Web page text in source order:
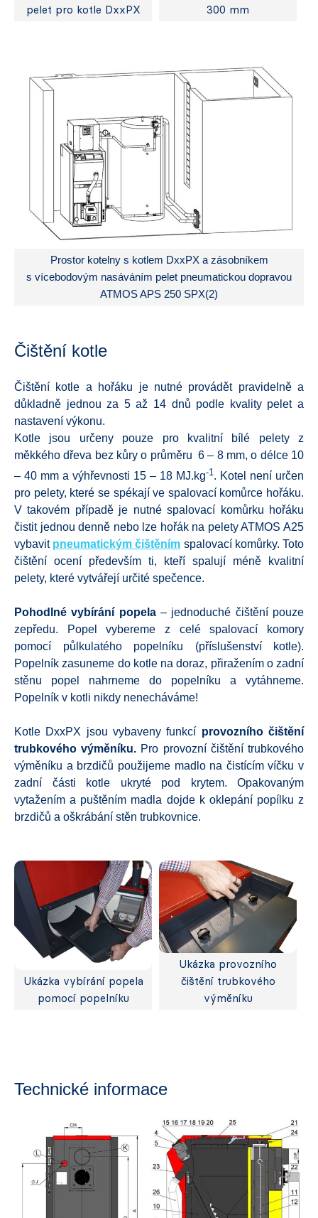
pelet pro kotle DxxPX
300 mm
Prostor kotelny s kotlem DxxPX a zásobníkem
s vícebodovým nasáváním pelet pneumatickou dopravou
ATMOS APS 250 SPX(2)
Čištění kotle
Čištění kotle a hořáku je nutné provádět pravidelně a
důkladně jednou za 5 až 14 dnů podle kvality pelet a
nastavení výkonu.
Kotle jsou určeny pouze pro kvalitní bílé pelety z
měkkého dřeva bez kůry o průměru 6 – 8 mm, o délce 10
– 40 mm a výhřevnosti 15 – 18 MJ.kg-1 . Kotel není určen
pro pelety, které se spékají ve spalovací komůrce hořáku.
V takovém případě je nutné spalovací komůrku hořáku
čistit jednou denně nebo lze hořák na pelety ATMOS A25
vybavit pneumatickým čištěním spalovací komůrky. Toto
čištění ocení především ti, kteří spalují méně kvalitní
pelety, které vytvářejí určité spečence.
Pohodlné vybírání popela– jednoduché čištění pouze
zepředu. Popel vybereme z celé spalovací komory
pomocí půlkulatého popelníku (příslušenství kotle).
Popelník zasuneme do kotle na doraz, přiražením o zadní
stěnu popel nahrneme do popelníku a vytáhneme.
Popelník v kotli nikdy nenecháváme!
Kotle DxxPX jsou vybaveny funkcí provozního čištění
trubkového výměníku. Pro provozní čištění trubkového
výměníku a brzdičů použijeme madlo na čistícím víčku v
zadní části kotle ukryté pod krytem. Opakovaným
vytažením a puštěním madla dojde k oklepání popílku z
brzdičů a oškrábání stěn trubkovnice.
Ukázka vybírání popela
pomocí popelníku
Ukázka provozního
čištění trubkového
výměníku
Technické informace